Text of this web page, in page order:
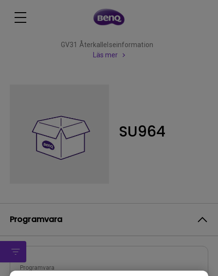
GV31 Återkallelseinformation
Läs mer
SU964
Programvara
Programvara